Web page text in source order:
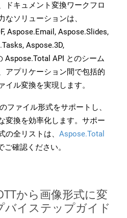
ドキュメント変換ワークフロ
なソリューションは、
Aspose.Email, Aspose.Slides,
Aspose.3D,
Aspose.Total API とのシーム
アプリケーション間で包括的
イル変換を実現します。
ファイル形式をサポートし、
変換を効率化します。サポー
の全リストは、 Aspose.Total
確認ください。
から画像形式に変
イステップガイド